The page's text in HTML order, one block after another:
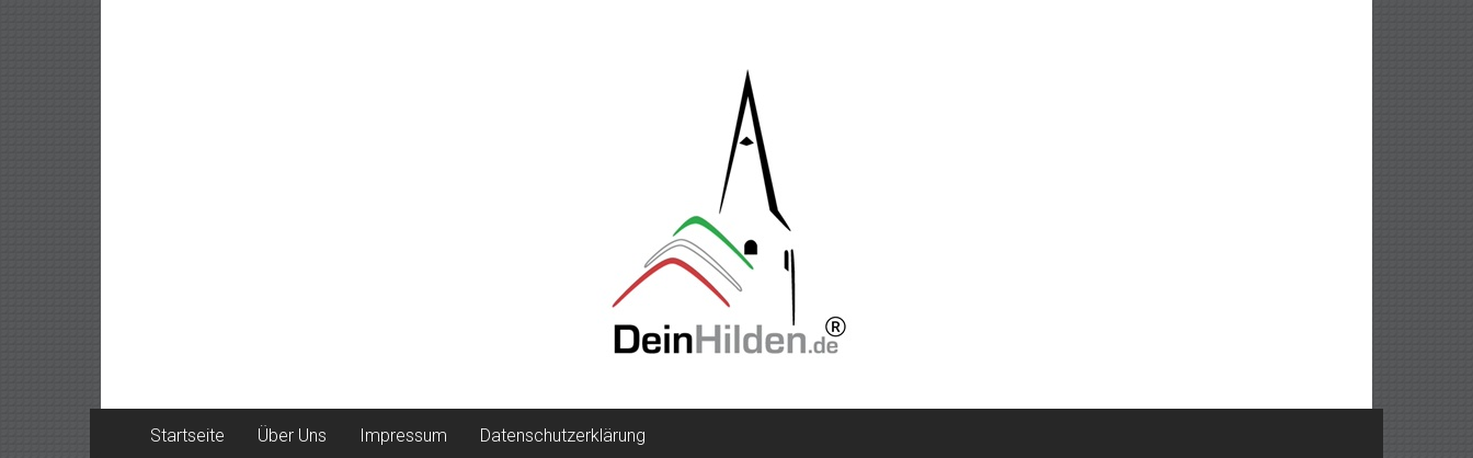
Startseite Über Uns Impressum Datenschutzerklärung